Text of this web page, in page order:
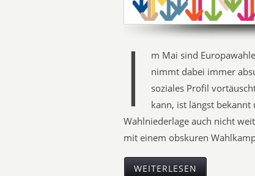
I
m Mai sind
nimmt dabei immer
soziales Profil
kann, ist längst bekannt
Wahlniederlage auch nicht
mit einem obskuren
WEITERLESEN